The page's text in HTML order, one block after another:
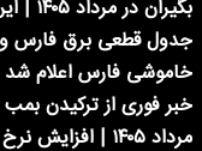
بگیران در مرداد ۱۴۰۵ | این خبر را از دست ندهید
خاموشی فارس اعلام شد
مرداد ۱۴۰۵ | افزایش نرخ ها